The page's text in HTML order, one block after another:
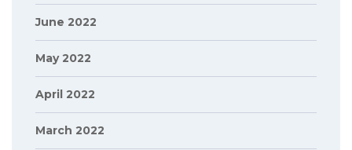
June 2022
May 2022
April 2022
March 2022